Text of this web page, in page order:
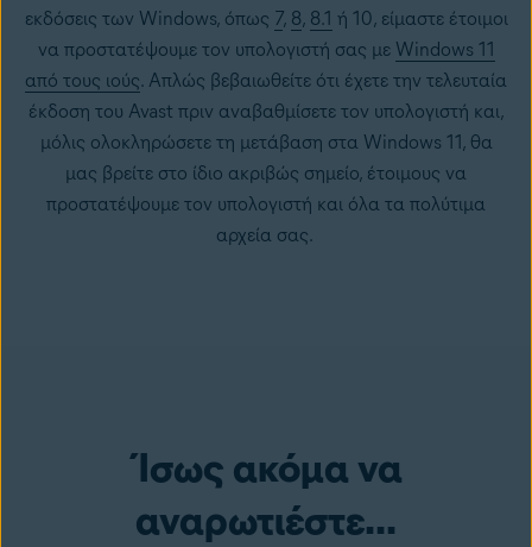
εκδόσεις των Windows, όπως 7, 8, 8.1 ή 10, είμαστε έτοιμοι
να προστατέψουμε τον υπολογιστή σας με Windows 11
από τους ιούς. Απλώς βεβαιωθείτε ότι έχετε την τελευταία
έκδοση του Avast πριν αναβαθμίσετε τον υπολογιστή και,
μόλις ολοκληρώσετε τη μετάβαση στα Windows 11, θα
μας βρείτε στο ίδιο ακριβώς σημείο, έτοιμους να
προστατέψουμε τον υπολογιστή και όλα τα πολύτιμα
αρχεία σας.
Ίσως ακόμα να
αναρωτιέστε...